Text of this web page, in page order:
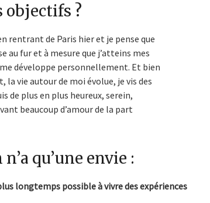
objectifs ?
rentrant de Paris hier et je pense que
au fur et à mesure que j’atteins mes
développe personnellement. Et bien
vie autour de moi évolue, je vis des
de plus en plus heureux, serein,
beaucoup d’amour de la part
qu’une envie :
longtemps possible à vivre des expériences